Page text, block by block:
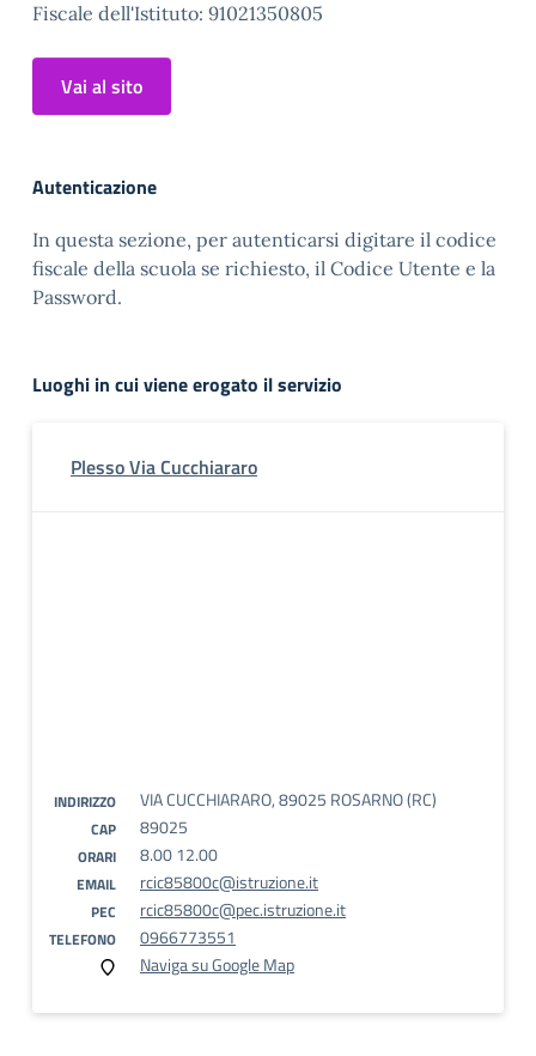
Fiscale dell'Istituto: 91021350805
Vai al sito
Autenticazione
In questa sezione, per autenticarsi digitare il codice
fiscale della scuola se richiesto, il Codice Utente e la
Password.
Luoghi in cui viene erogato il servizio
Plesso Via Cucchiararo
INDIRIZZO VIA CUCCHIARARO, 89025 ROSARNO (RC)
CAP 89025
ORARI 8.00 12.00
EMAIL rcic85800c@istruzione.it
PEC rcic85800c@pec.istruzione.it
TELEFONO
0966773551
Naviga su Google Map